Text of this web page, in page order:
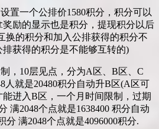
置一个公排价1580积分，积分可以
励的显示也是积分，提现积分以后
换的积分和加入公排获得的积分不
获得的积分是不能够互转的)
，10层见点，分为A区、B区、C
人就是20480积分自动升B区(A区可
进入B区，一个月时间限制，过期
满2048个点就是1638400 积分自动
分 满2048个点就是4096000积分.